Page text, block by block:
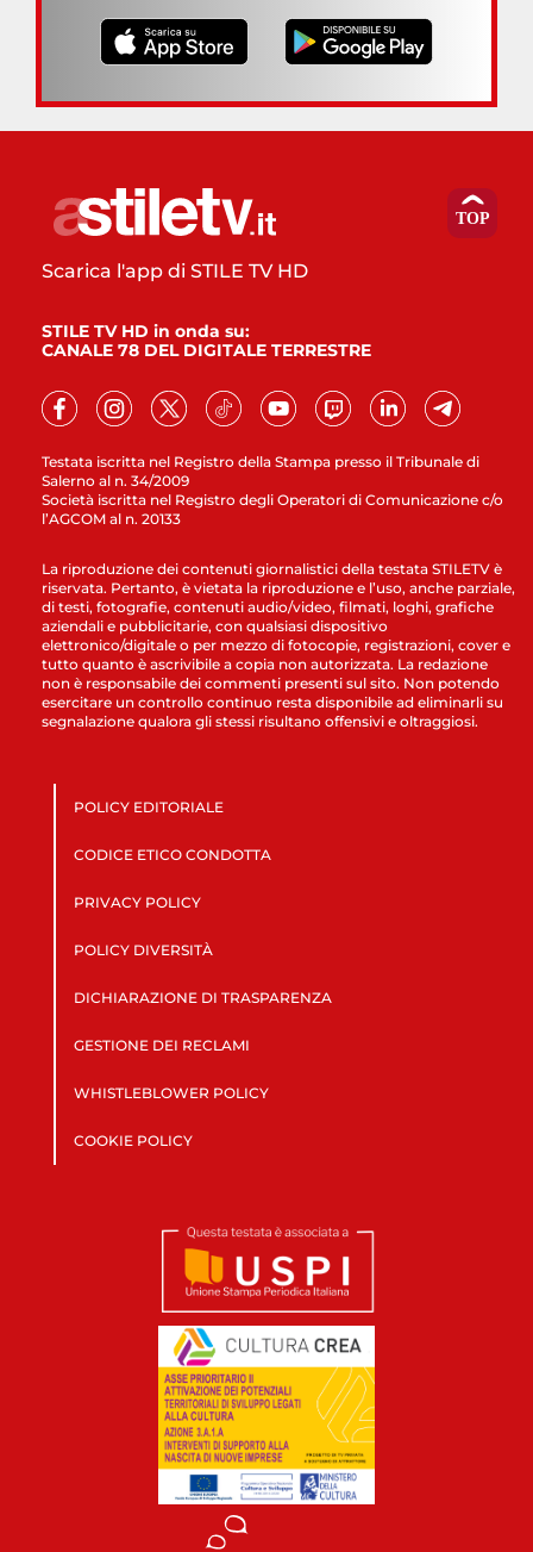
Testata iscritta nel Registro della Stampa presso il Tribunale di
Salerno al n. 34/2009
Società iscritta nel Registro degli Operatori di Comunicazione c/o
l’AGCOM al n. 20133
Scarica l'app di STILE TV HD
STILE TV HD in onda su:
CANALE 78 DEL DIGITALE TERRESTRE
La riproduzione dei contenuti giornalistici della testata STILETV è
riservata. Pertanto, è vietata la riproduzione e l’uso, anche parziale,
di testi, fotografie, contenuti audio/video, filmati, loghi, grafiche
aziendali e pubblicitarie, con qualsiasi dispositivo
elettronico/digitale o per mezzo di fotocopie, registrazioni, cover e
tutto quanto è ascrivibile a copia non autorizzata. La redazione
non è responsabile dei commenti presenti sul sito. Non potendo
esercitare un controllo continuo resta disponibile ad eliminarli su
segnalazione qualora gli stessi risultano offensivi e oltraggiosi.
POLICY EDITORIALE
CODICE ETICO CONDOTTA
PRIVACY POLICY
POLICY DIVERSITÀ
DICHIARAZIONE DI TRASPARENZA
GESTIONE DEI RECLAMI
WHISTLEBLOWER POLICY
COOKIE POLICY